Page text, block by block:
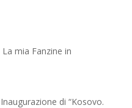
La mia Fanzine in
di “Kosovo.